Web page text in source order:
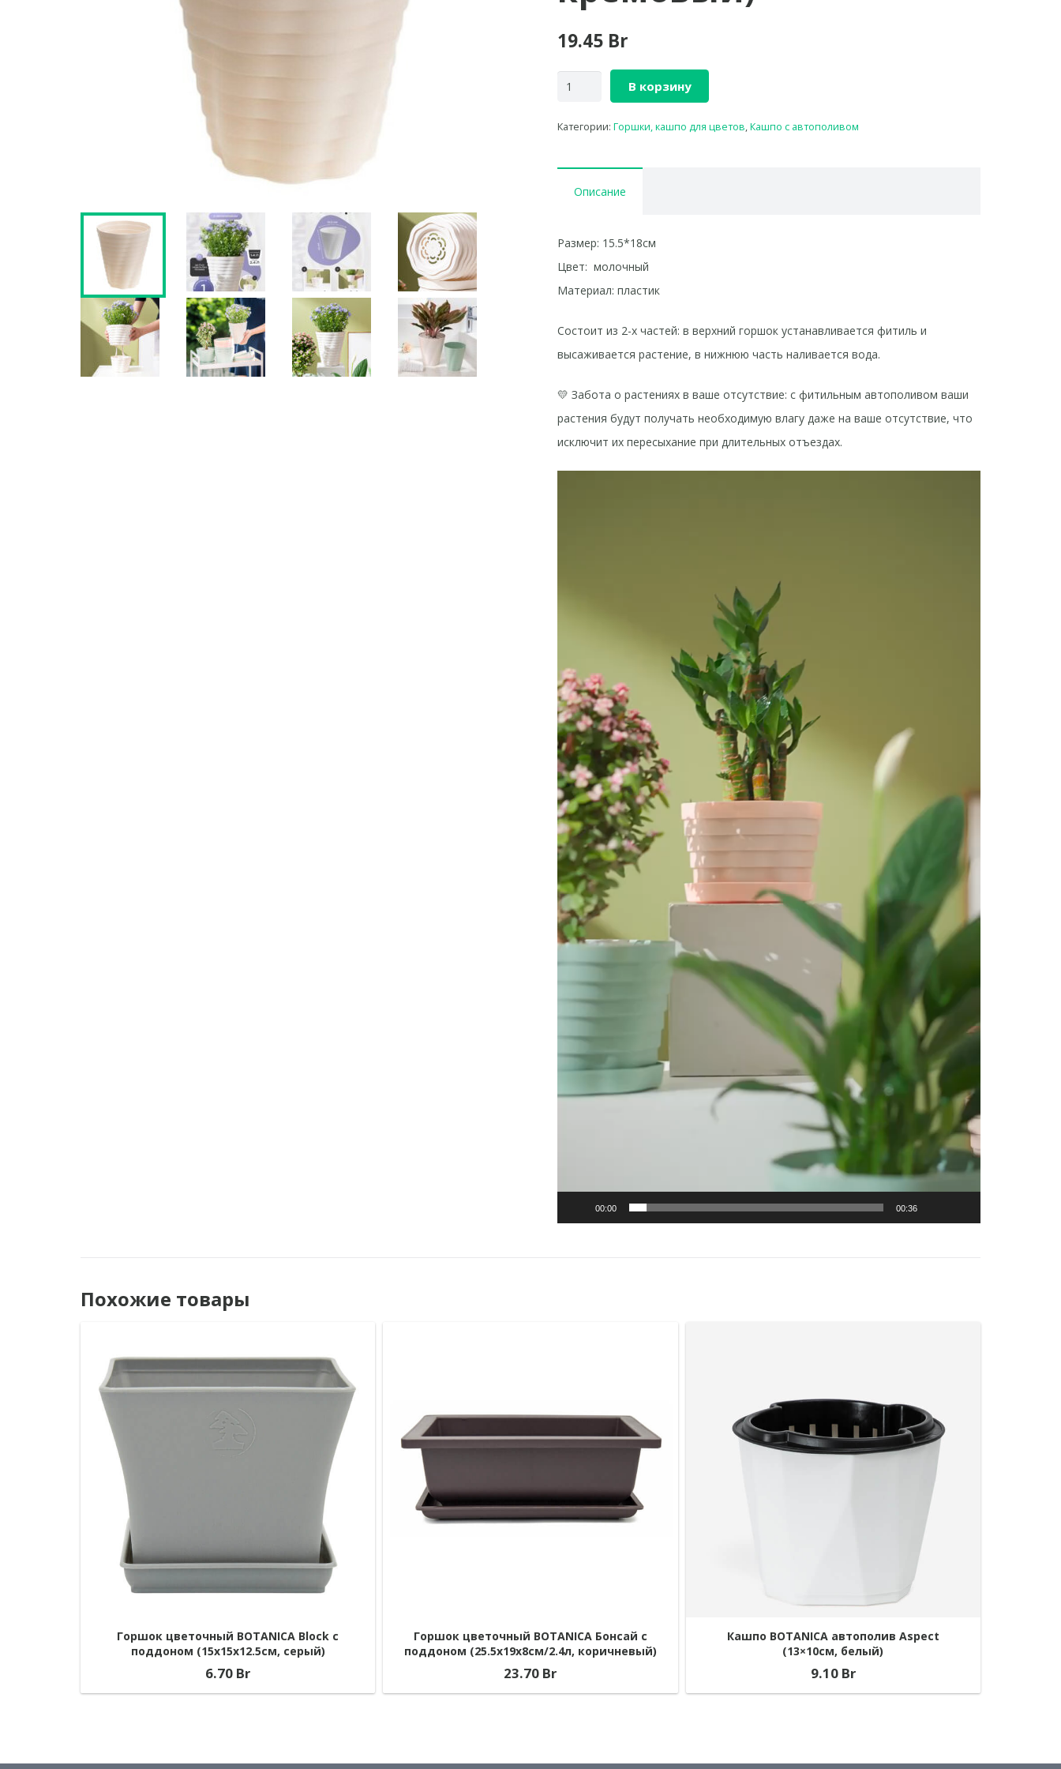
19.45 Br
В корзину
Категории:Горшки, кашпо для цветов,Кашпо с автополивом
Описание
Размер: 15.5*18см
Цвет: молочный
Материал: пластик
Состоит из 2-х частей: в верхний горшок устанавливается фитиль и
высаживается растение, в нижнюю часть наливается вода.
💛 Забота о растениях в ваше отсутствие: с фитильным автополивом ваши
растения будут получать необходимую влагу даже на ваше отсутствие, что
исключит их пересыхание при длительных отъездах.
00:00 00:36
Похожие товары
Горшок цветочный BOTANICA Block с
поддоном (15x15x12.5см, серый)
6.70 Br
Горшок цветочный BOTANICA Бонсай с
поддоном (25.5x19x8см/2.4л, коричневый)
23.70 Br
Кашпо BOTANICA автополив Aspect
(13×10см, белый)
9.10 Br